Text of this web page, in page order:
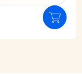
du produit